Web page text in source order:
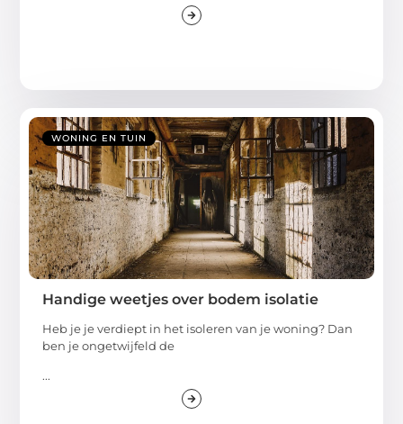
WONING EN TUIN
Handige weetjes over bodem isolatie
Heb je je verdiept in het isoleren van je woning? Dan
ben je ongetwijfeld de
...